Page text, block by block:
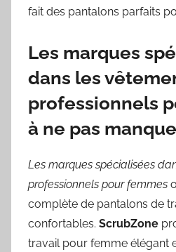
fait des pantalons parfaits
Les marques
dans les
professionnels
à ne pas
Les marques spécialisées
professionnels pour femmes
complète de pantalons de
confortables. ScrubZone
travail pour femme élégant